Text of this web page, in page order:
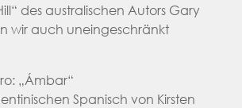
des australischen Autors Gary
wir auch uneingeschränkt
„Ámbar“
Spanisch von Kirsten